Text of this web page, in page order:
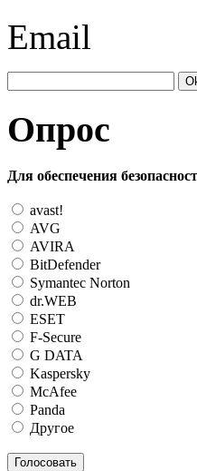
Email
Опрос
Для обеспечения
avast!
AVG
AVIRA
BitDefender
Symantec Norton
dr.WEB
ESET
F-Secure
G DATA
Kaspersky
McAfee
Panda
Другое